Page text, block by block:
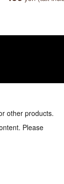
other products.
Please